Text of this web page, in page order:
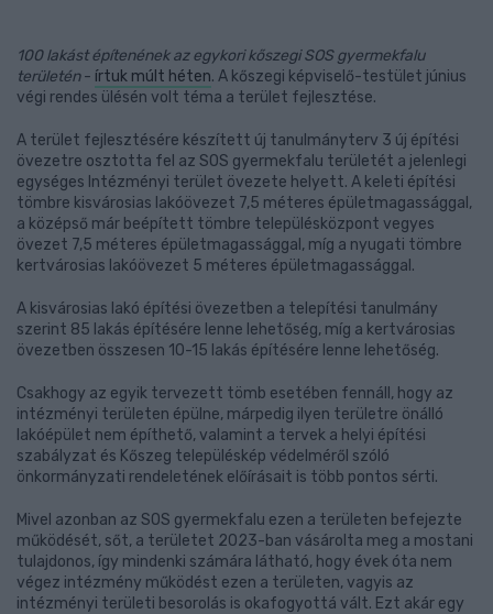
100 lakást építenének az egykori kőszegi SOS gyermekfalu
területén- írtuk múlt héten. A kőszegi képviselő-testület június
végi rendes ülésén volt téma a terület fejlesztése.
A terület fejlesztésére készített új tanulmányterv 3 új építési
övezetre osztotta fel az SOS gyermekfalu területét a jelenlegi
egységes Intézményi terület övezete helyett. A keleti építési
tömbre kisvárosias lakóövezet 7,5 méteres épületmagassággal,
a középső már beépített tömbre településközpont vegyes
övezet 7,5 méteres épületmagassággal, míg a nyugati tömbre
kertvárosias lakóövezet 5 méteres épületmagassággal.
A kisvárosias lakó építési övezetben a telepítési tanulmány
szerint 85 lakás építésére lenne lehetőség, míg a kertvárosias
övezetben összesen 10-15 lakás építésére lenne lehetőség.
Csakhogy az egyik tervezett tömb esetében fennáll, hogy az
intézményi területen épülne, márpedig ilyen területre önálló
lakóépület nem építhető, valamint a tervek a helyi építési
szabályzat és Kőszeg településkép védelméről szóló
önkormányzati rendeletének előírásait is több pontos sérti.
Mivel azonban az SOS gyermekfalu ezen a területen befejezte
működését, sőt, a területet 2023-ban vásárolta meg a mostani
tulajdonos, így mindenki számára látható, hogy évek óta nem
végez intézmény működést ezen a területen, vagyis az
intézményi területi besorolás is okafogyottá vált. Ezt akár egy